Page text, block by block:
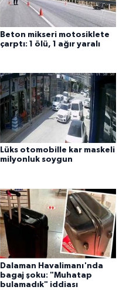
Beton mikseri motosiklete
çarptı: 1 ölü, 1 ağır yaralı
Lüks otomobille kar maskeli
milyonluk soygun
Dalaman Havalimanı'nda
bagaj şoku: "Muhatap
bulamadık" iddiası